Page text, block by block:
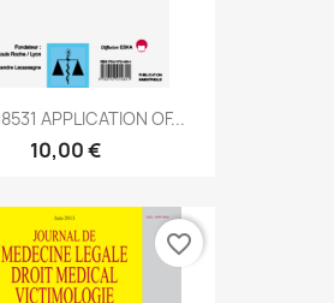
APPLICATION OF...
10,00 €
favorite_border